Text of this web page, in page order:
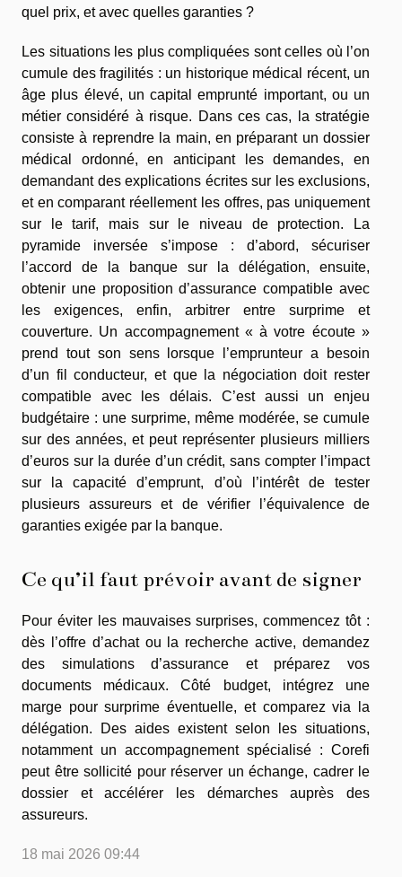
quel prix, et avec quelles garanties ?
Les situations les plus compliquées sont celles où l’on
cumule des fragilités : un historique médical récent, un
âge plus élevé, un capital emprunté important, ou un
métier considéré à risque. Dans ces cas, la stratégie
consiste à reprendre la main, en préparant un dossier
médical ordonné, en anticipant les demandes, en
demandant des explications écrites sur les exclusions,
et en comparant réellement les offres, pas uniquement
sur le tarif, mais sur le niveau de protection. La
pyramide inversée s’impose : d’abord, sécuriser
l’accord de la banque sur la délégation, ensuite,
obtenir une proposition d’assurance compatible avec
les exigences, enfin, arbitrer entre surprime et
couverture. Un accompagnement « à votre écoute »
prend tout son sens lorsque l’emprunteur a besoin
d’un fil conducteur, et que la négociation doit rester
compatible avec les délais. C’est aussi un enjeu
budgétaire : une surprime, même modérée, se cumule
sur des années, et peut représenter plusieurs milliers
d’euros sur la durée d’un crédit, sans compter l’impact
sur la capacité d’emprunt, d’où l’intérêt de tester
plusieurs assureurs et de vérifier l’équivalence de
garanties exigée par la banque.
Ce qu’il faut prévoir avant de signer
Pour éviter les mauvaises surprises, commencez tôt :
dès l’offre d’achat ou la recherche active, demandez
des simulations d’assurance et préparez vos
documents médicaux. Côté budget, intégrez une
marge pour surprime éventuelle, et comparez via la
délégation. Des aides existent selon les situations,
notamment un accompagnement spécialisé : Corefi
peut être sollicité pour réserver un échange, cadrer le
dossier et accélérer les démarches auprès des
assureurs.
18 mai 2026 09:44